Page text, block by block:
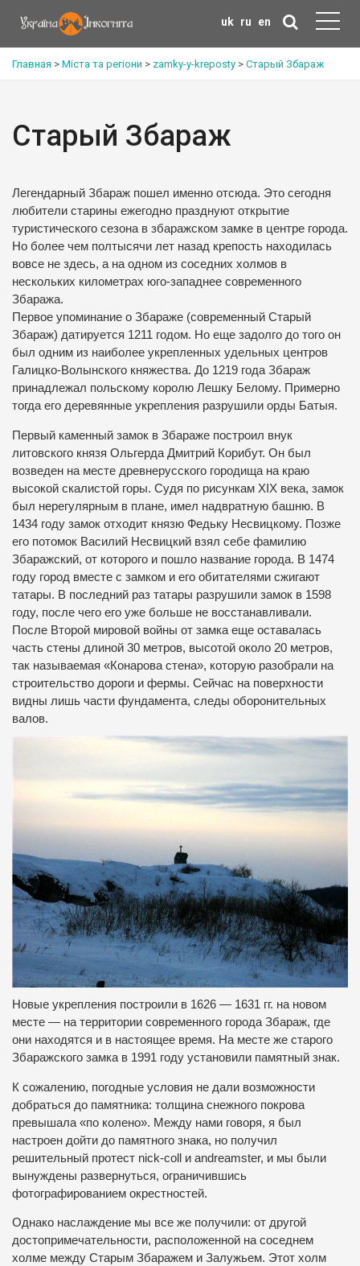
uk ru en
Главная > Міста та регіони > zamky-y-kreposty > Старый Збараж
Старый Збараж
Легендарный Збараж пошел именно отсюда. Это сегодня
любители старины ежегодно празднуют открытие
туристического сезона в збаражском замке в центре города.
Но более чем полтысячи лет назад крепость находилась
вовсе не здесь, а на одном из соседних холмов в
нескольких километрах юго-западнее современного
Збаража.
Первое упоминание о Збараже (современный Старый
Збараж) датируется 1211 годом. Но еще задолго до того он
был одним из наиболее укрепленных удельных центров
Галицко-Волынского княжества. До 1219 года Збараж
принадлежал польскому королю Лешку Белому. Примерно
тогда его деревянные укрепления разрушили орды Батыя.
Первый каменный замок в Збараже построил внук
литовского князя Ольгерда Дмитрий Корибут. Он был
возведен на месте древнерусского городища на краю
высокой скалистой горы. Судя по рисункам XIX века, замок
был нерегулярным в плане, имел надвратную башню. В
1434 году замок отходит князю Федьку Несвицкому. Позже
его потомок Василий Несвицкий взял себе фамилию
Збаражский, от которого и пошло название города. В 1474
году город вместе с замком и его обитателями сжигают
татары. В последний раз татары разрушили замок в 1598
году, после чего его уже больше не восстанавливали.
После Второй мировой войны от замка еще оставалась
часть стены длиной 30 метров, высотой около 20 метров,
так называемая «Конарова стена», которую разобрали на
строительство дороги и фермы. Сейчас на поверхности
видны лишь части фундамента, следы оборонительных
валов.
Новые укрепления построили в 1626 — 1631 гг. на новом
месте — на территории современного города Збараж, где
они находятся и в настоящее время. На месте же старого
Збаражского замка в 1991 году установили памятный знак.
К сожалению, погодные условия не дали возможности
добраться до памятника: толщина снежного покрова
превышала «по колено». Между нами говоря, я был
настроен дойти до памятного знака, но получил
решительный протест nick-coll и andreamster, и мы были
вынуждены развернуться, ограничившись
фотографированием окрестностей.
Однако наслаждение мы все же получили: от другой
достопримечательности, расположенной на соседнем
холме между Старым Збаражем и Залужьем. Этот холм